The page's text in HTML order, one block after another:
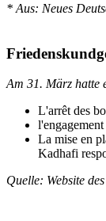
* Aus: Neues
Am 31. März hatte
L'arrêt des
La mise en
Kadhafi
Quelle: Website